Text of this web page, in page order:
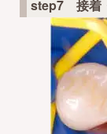
step7 接着